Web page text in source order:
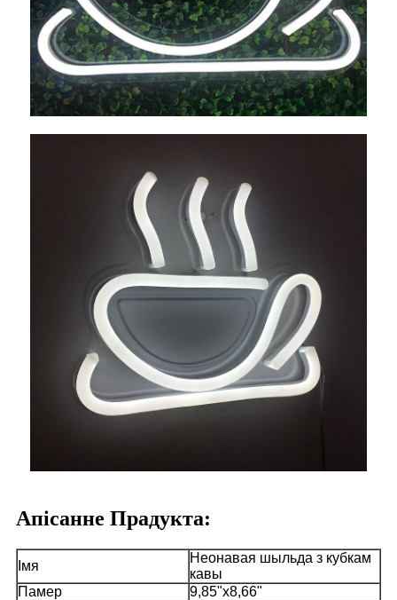
Апісанне Прадукта:
Імя
Неонавая шыльда з кубкам
кавы
Памер
9,85"x8,66"